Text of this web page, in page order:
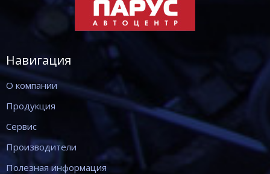
Навигация
О компании
Продукция
Сервис
Производители
Полезная информация